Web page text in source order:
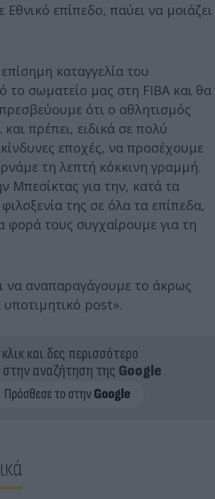
Εθνικό επίπεδο, παύει να μοιάζει
καταγγελία του
το σωματείο μας στη FIBA και θα
ότι ο αθλητισμός
πρέπει, ειδικά σε πολύ
εποχές, να προσέχουμε
τη λεπτή κόκκινη γραμμή.
Μπεσίκτας για την, κατά τα
της σε όλα τα επίπεδα,
φορά τους συγχαίρουμε για τη
να αναπαραγάγουμε το άκρως
post».
και δες περισσότερο
στην αναζήτηση της Google